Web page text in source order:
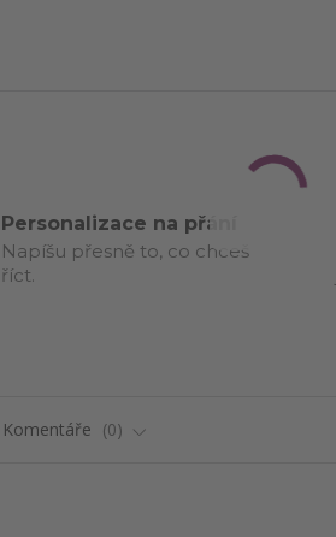
Personalizace na přání
Napíšu přesně to, co chceš
říct.
Komentáře 0